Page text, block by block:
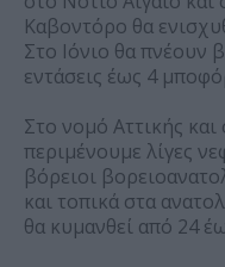
Καβοντόρο θα
Στο Ιόνιο θα πνέουν
εντάσεις έως 4
Στο νομό Αττικής
περιμένουμε λίγες
βόρειοι
και τοπικά στα
θα κυμανθεί από 24